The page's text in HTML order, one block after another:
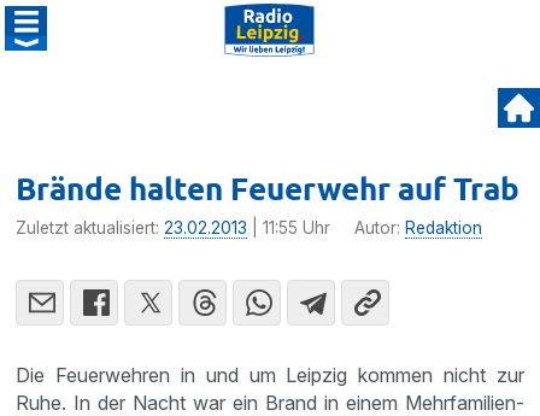
Brände halten Feuerwehr auf Trab
Zuletzt aktualisiert:23.02.2013 | 11:55 Uhr Autor: Redaktion
Die Feuer­wehren in und um Leipzig kommen nicht zur
Ruhe. In der Nacht war ein Brand in einem Mehrfa­mi­li­en­